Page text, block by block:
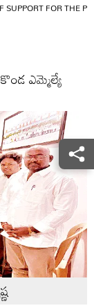
SUPPORT FOR THE
ఎమ్మెల్యే